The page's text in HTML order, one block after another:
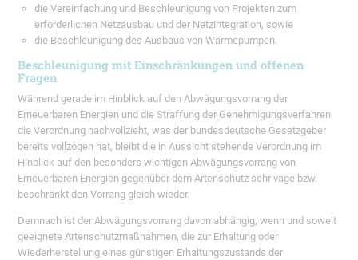
die Vereinfachung und Beschleunigung von Projekten zum
erforderlichen Netzausbau und der Netzintegration, sowie
die Beschleunigung des Ausbaus von Wärmepumpen.
Beschleunigung mit Einschränkungen und offenen
Fragen
Während gerade im Hinblick auf den Abwägungsvorrang der
Erneuerbaren Energien und die Straffung der Genehmigungsverfahren
die Verordnung nachvollzieht, was der bundesdeutsche Gesetzgeber
bereits vollzogen hat, bleibt die in Aussicht stehende Verordnung im
Hinblick auf den besonders wichtigen Abwägungsvorrang von
Erneuerbaren Energien gegenüber dem Artenschutz sehr vage bzw.
beschränkt den Vorrang gleich wieder.
Demnach ist der Abwägungsvorrang davon abhängig, wenn und soweit
geeignete Artenschutzmaßnahmen, die zur Erhaltung oder
Wiederherstellung eines günstigen Erhaltungszustands der